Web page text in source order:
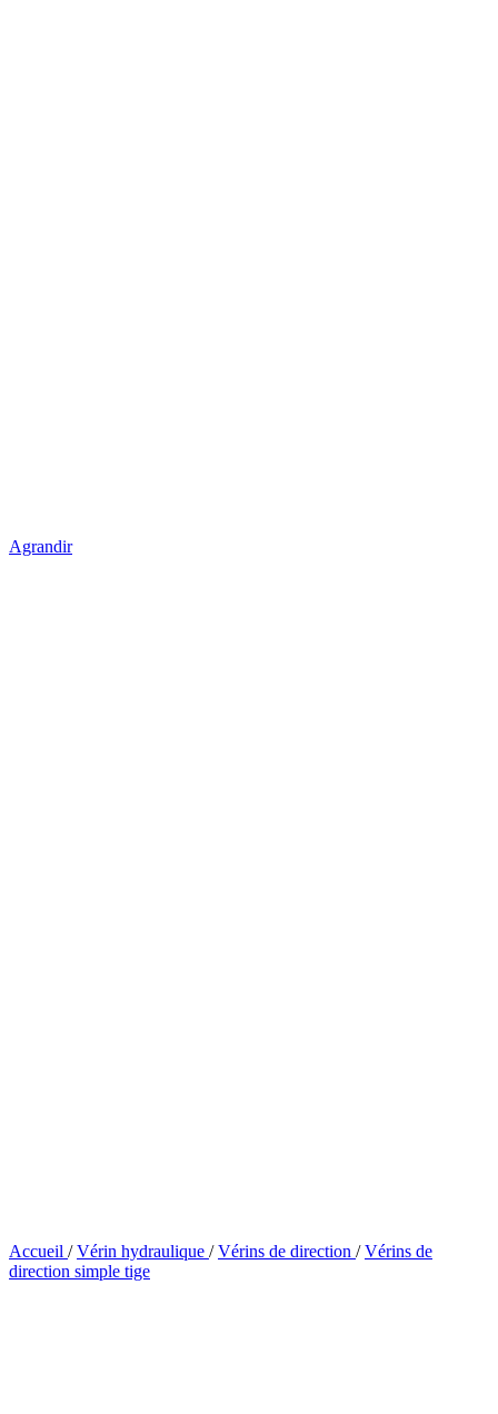
Agrandir
Accueil / Vérin hydraulique / Vérins de direction / Vérins de
direction simple tige